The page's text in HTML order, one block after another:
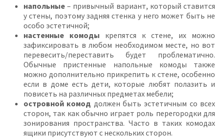
напольные – привычный вариант, который ставится
у стены, поэтому задняя стенка у него может быть не
особо эстетичной;
настенные комоды крепятся к стене, их можно
зафиксировать в любом необходимом месте, но вот
перевесить/переставить будет проблематично.
Обычные пристенные напольные комоды также
можно дополнительно прикрепить к стене, особенно
если в доме есть дети, которые любят полазить и
повисеть на различных предметах мебели;
островной комод должен быть эстетичным со всех
сторон, так как обычно играет роль перегородки для
зонирования пространства. Часто в таких комодах
ящики присутствуют с нескольких сторон.